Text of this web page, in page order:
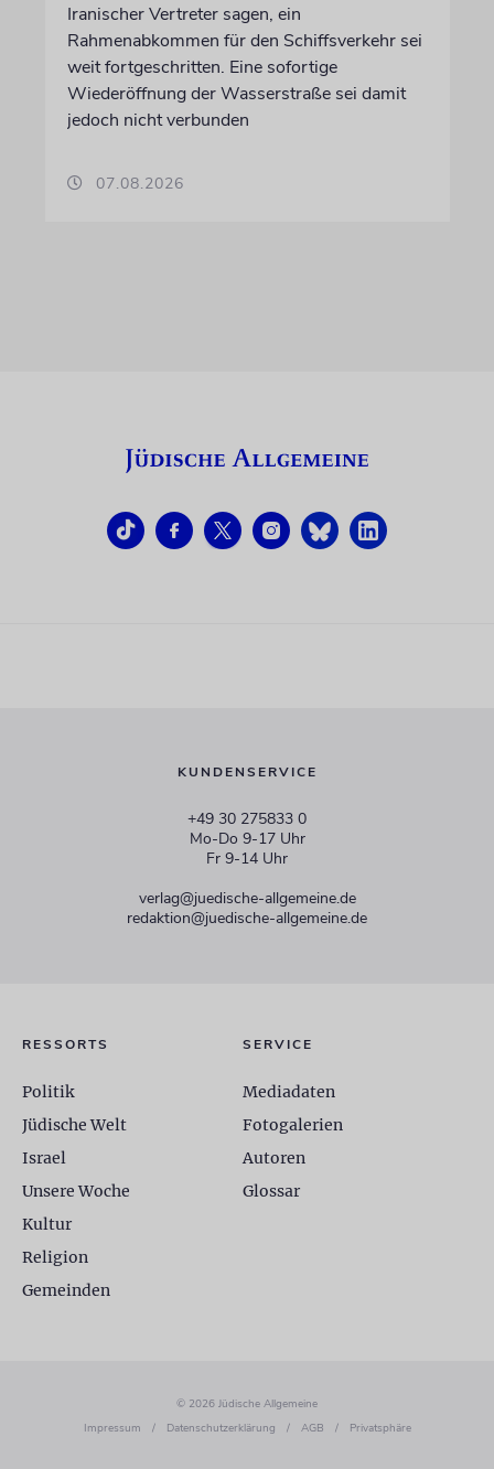
Iranischer Vertreter sagen, ein
Rahmenabkommen für den Schiffsverkehr sei
weit fortgeschritten. Eine sofortige
Wiederöffnung der Wasserstraße sei damit
jedoch nicht verbunden
07.08.2026
KUNDENSERVICE
+49 30 275833 0
Mo-Do 9-17 Uhr
Fr 9-14 Uhr
verlag@juedische-allgemeine.de
redaktion@juedische-allgemeine.de
RESSORTS
Politik
Jüdische Welt
Israel
Unsere Woche
Kultur
Religion
Gemeinden
SERVICE
Mediadaten
Fotogalerien
Autoren
Glossar
© 2026 Jüdische Allgemeine
Impressum
/ Datenschutzerklärung / AGB / Privatsphäre